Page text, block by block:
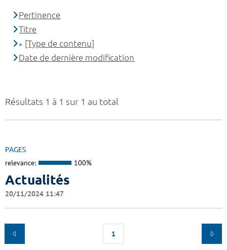
Résultats 1 à 1 sur 1 au total
PAGES
relevance: 100%
Actualités
20/11/2024 11:47
1
Pertinence
Titre
[Type de contenu]
Date de dernière modification